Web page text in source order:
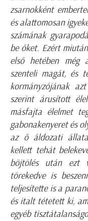
zsarnokként
és alattomosan
számának
be őket. Ezért
első hetében még
szenteli magát, és
kormányzójának
szerint árusított
másfajta élelmet
gabonakenyeret és
az ő áldozati
kellett tehát
böjtölés után ezt
törekedve is
teljesítette is a
és italt tétetett ki,
egyéb